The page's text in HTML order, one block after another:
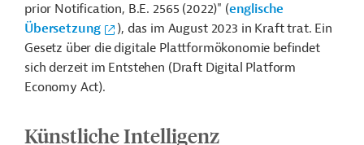
prior Notification, B.E. 2565 (2022)" (englische
Übersetzung
), das im August 2023 in Kraft trat. Ein
Gesetz über die digitale Plattformökonomie befindet
sich derzeit im Entstehen (Draft Digital Platform
Economy Act).
Künstliche Intelligenz